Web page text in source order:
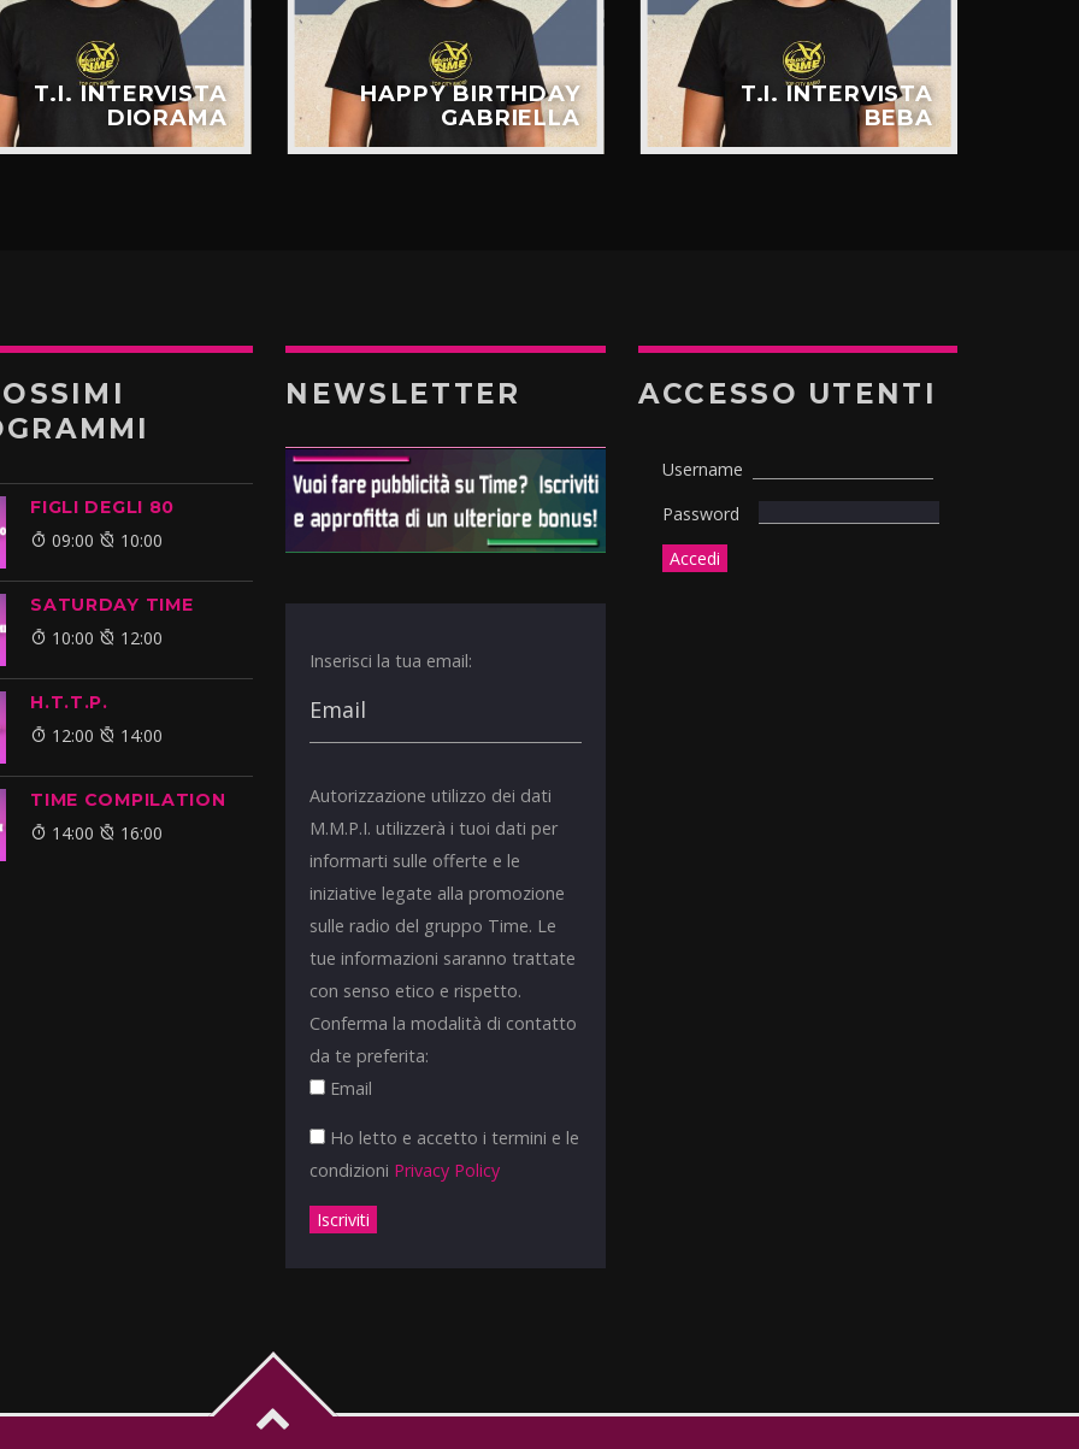
T.I. INTERVISTA
DIORAMA
HAPPY BIRTHDAY
GABRIELLA
T.I. INTERVISTA
BEBA
FIGLI DEGLI 80
09:00 10:00
SATURDAY TIME
10:00 12:00
H.T.T.P.
12:00 14:00
TIME COMPILATION
14:00 16:00
NEWSLETTER
Inserisci la tua email:
Autorizzazione utilizzo dei dati
M.M.P.I. utilizzerà i tuoi dati per
informarti sulle offerte e le
iniziative legate alla promozione
sulle radio del gruppo Time. Le
tue informazioni saranno trattate
con senso etico e rispetto.
Conferma la modalità di contatto
da te preferita:
Email
Ho letto e accetto i termini e le
condizioni Privacy Policy
ACCESSO UTENTI
Username
Password